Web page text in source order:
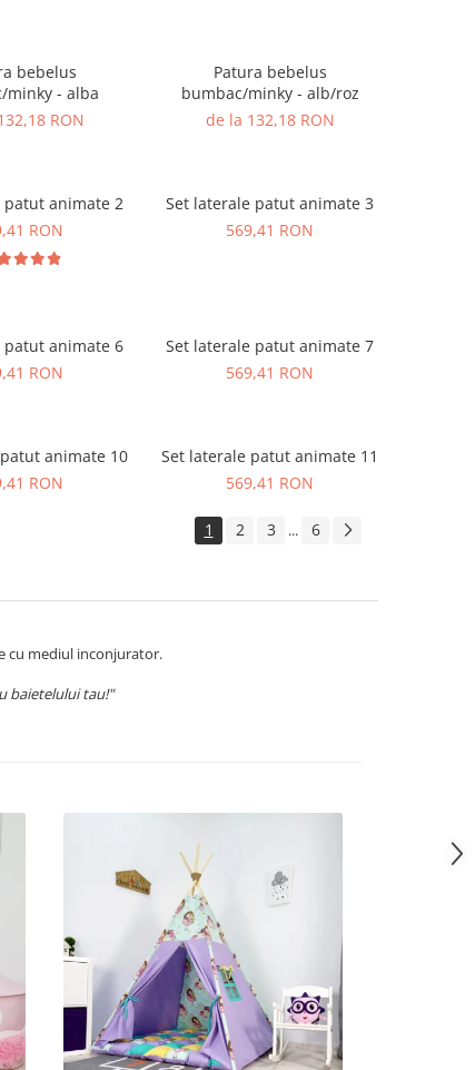
bebelus
minky - alba
RON
Patura bebelus
bumbac/minky - alb/roz
de la 132,18 RON
patut animate 2
RON
Set laterale patut animate 3
569,41 RON
patut animate 6
RON
Set laterale patut animate 7
569,41 RON
animate 10
RON
Set laterale patut animate 11
569,41 RON
1 2 3 ... 6
cu mediul inconjurator.
baietelului tau!"